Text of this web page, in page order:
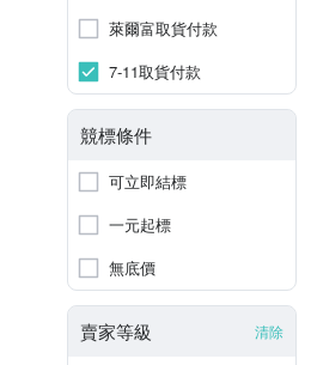
萊爾富取貨付款
7-11取貨付款
競標條件
可立即結標
一元起標
無底價
賣家等級 清除